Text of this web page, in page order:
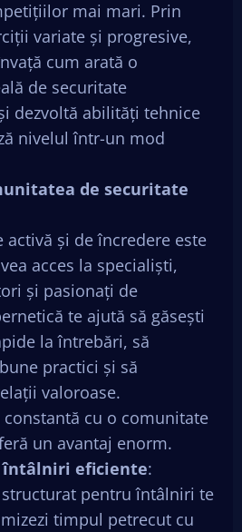
mai mari. Prin
variate și progresive,
cum arată o
de securitate
dezvoltă abilități tehnice
nivelul într-un mod
de securitate
activă și de încredere este
acces la specialiști,
și pasionați de
te ajută să găsești
la întrebări, să
practici și să
valoroase.
cu o comunitate
un avantaj enorm.
întâlniri eficiente:
pentru întâlniri te
timpul petrecut cu